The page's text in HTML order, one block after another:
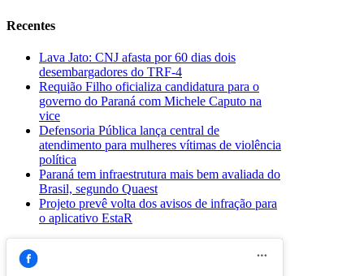
Recentes
Lava Jato: CNJ afasta por 60 dias dois
desembargadores do TRF-4
Requião Filho oficializa candidatura para o
governo do Paraná com Michele Caputo na
vice
Defensoria Pública lança central de
atendimento para mulheres vítimas de violência
política
Paraná tem infraestrutura mais bem avaliada do
Brasil, segundo Quaest
Projeto prevê volta dos avisos de infração para
o aplicativo EstaR